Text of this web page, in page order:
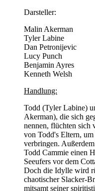
Darsteller:
Malin Akerman
Tyler Labine
Dan Petronijevic
Lucy Punch
Benjamin Ayres
Kenneth Welsh
Handlung:
Todd (Tyler Labine)
Akerman), die sich
nennen, flüchten sich
von Todd's Eltern, um
verbringen. Außerdem
Todd Cammie einen
Seeufers vor dem
Doch die Idylle wird
chaotischer Slacker-
mitsamt seiner